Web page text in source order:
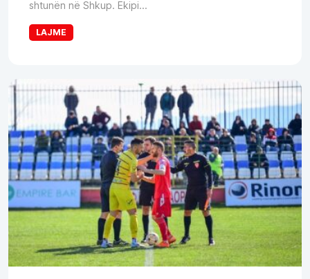
shtunën në Shkup. Ekipi...
LAJME